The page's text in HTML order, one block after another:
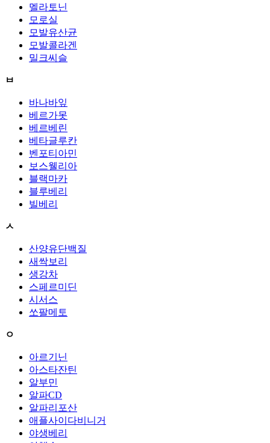
멜라토닌
모로실
모발유산균
모발콜라겐
밀크씨슬
ㅂ
바나바잎
베르가못
베르베린
베타글루칸
벤포티아민
보스웰리아
블랙마카
블루베리
빌베리
ㅅ
산양유단백질
새싹보리
생강차
스페르미딘
시서스
쏘팔메토
ㅇ
아르기닌
아스타잔틴
알부민
알파CD
알파리포산
애플사이다비니거
야생베리